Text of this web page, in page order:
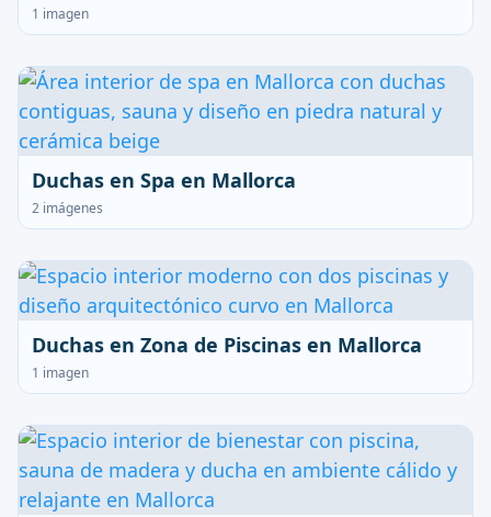
1 imagen
Duchas en Spa en Mallorca
2 imágenes
Duchas en Zona de Piscinas en Mallorca
1 imagen